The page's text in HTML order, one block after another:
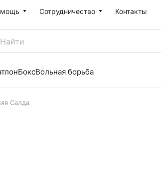
Сотрудничество Контакты
БоксВольная борьба
Салда